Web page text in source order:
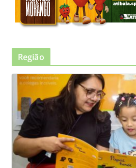
Região